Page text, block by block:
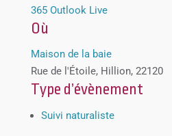
365 Outlook Live
Où
Maison de la baie
Rue de l'Étoile, Hillion, 22120
Type d’évènement
Suivi naturaliste